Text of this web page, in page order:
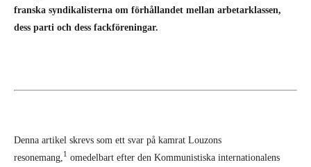
franska syndikalisterna om förhållandet mellan arbetarklassen,
dess parti och dess fackföreningar.
Denna artikel skrevs som ett svar på kamrat Louzons
resonemang, 1 omedelbart efter den Kommunistiska internationalens